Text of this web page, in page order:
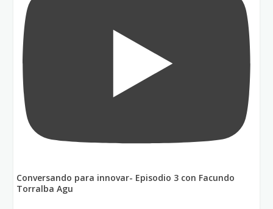
Conversando para innovar- Episodio 3 con Facundo
Torralba Agu